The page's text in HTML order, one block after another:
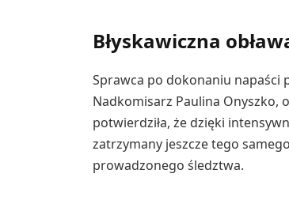
Błyskawiczna
Sprawca po dokonaniu napaści
Nadkomisarz Paulina Onyszko,
potwierdziła, że dzięki
zatrzymany jeszcze tego
prowadzonego śledztwa.